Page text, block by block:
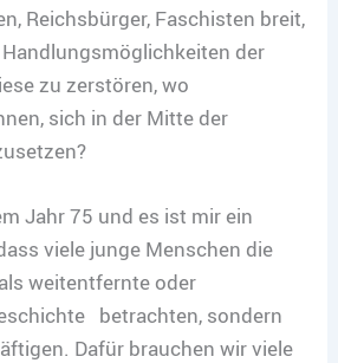
Reichsbürger, Faschisten breit,
der
zu zerstören, wo
sich in der Mitte der
Jahr 75 und es ist mir ein
viele junge Menschen die
weitentfernte oder
betrachten, sondern
Dafür brauchen wir viele